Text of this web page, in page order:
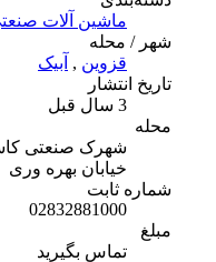
ماشین آلات صنعتی
شهر / محله
قزوین, آبیک
تاریخ انتشار
خیابان بهره وری
شماره ثابت
02832881000
تماس بگیرید